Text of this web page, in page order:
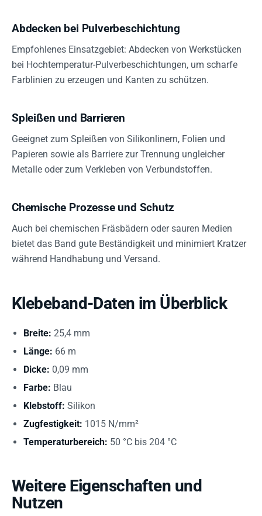
Abdecken bei Pulverbeschichtung
Empfohlenes Einsatzgebiet: Abdecken von Werkstücken
bei Hochtemperatur-Pulverbeschichtungen, um scharfe
Farblinien zu erzeugen und Kanten zu schützen.
Spleißen und Barrieren
Geeignet zum Spleißen von Silikonlinern, Folien und
Papieren sowie als Barriere zur Trennung ungleicher
Metalle oder zum Verkleben von Verbundstoffen.
Chemische Prozesse und Schutz
Auch bei chemischen Fräsbädern oder sauren Medien
bietet das Band gute Beständigkeit und minimiert Kratzer
während Handhabung und Versand.
Klebeband-Daten im Überblick
Breite: 25,4 mm
Länge: 66 m
Dicke: 0,09 mm
Farbe: Blau
Klebstoff: Silikon
Zugfestigkeit: 1015 N/mm²
Temperaturbereich: 50 °C bis 204 °C
Weitere Eigenschaften und
Nutzen